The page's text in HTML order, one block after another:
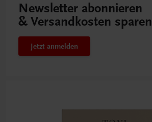
Newsletter abonnieren
& Versandkosten sparen
Jetzt anmelden